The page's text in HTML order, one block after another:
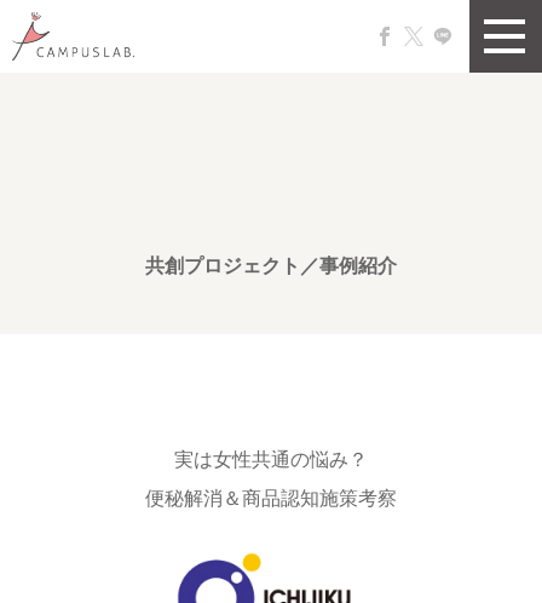
共創プロジェクト／事例紹介
実は女性共通の悩み？
便秘解消＆商品認知施策考察